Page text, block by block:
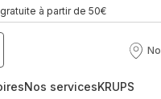
à partir de 50€
Nos
Nos servicesKRUPS